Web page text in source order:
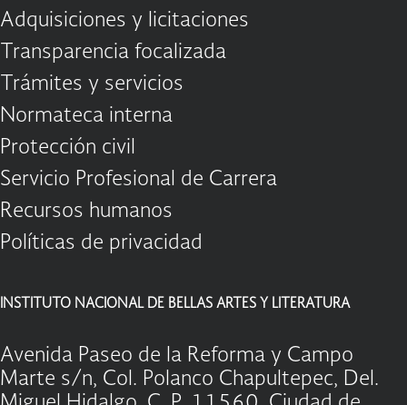
Adquisiciones y licitaciones
Transparencia focalizada
Trámites y servicios
Normateca interna
Protección civil
Servicio Profesional de Carrera
Recursos humanos
Políticas de privacidad
INSTITUTO NACIONAL DE BELLAS ARTES Y LITERATURA
Avenida Paseo de la Reforma y Campo
Marte s/n, Col. Polanco Chapultepec, Del.